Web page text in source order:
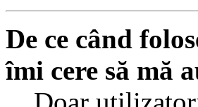
De ce când
îmi cere să mă